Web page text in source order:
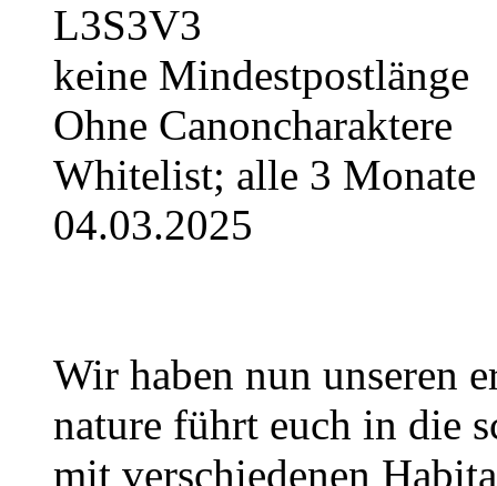
L3S3V3
keine Mindestpostlänge
Ohne Canoncharaktere
Whitelist; alle 3 Monate
04.03.2025
Wir haben nun unseren
nature führt euch in die
mit verschiedenen